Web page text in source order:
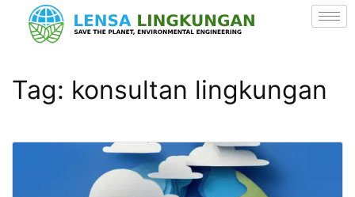
Tag: konsultan lingkungan